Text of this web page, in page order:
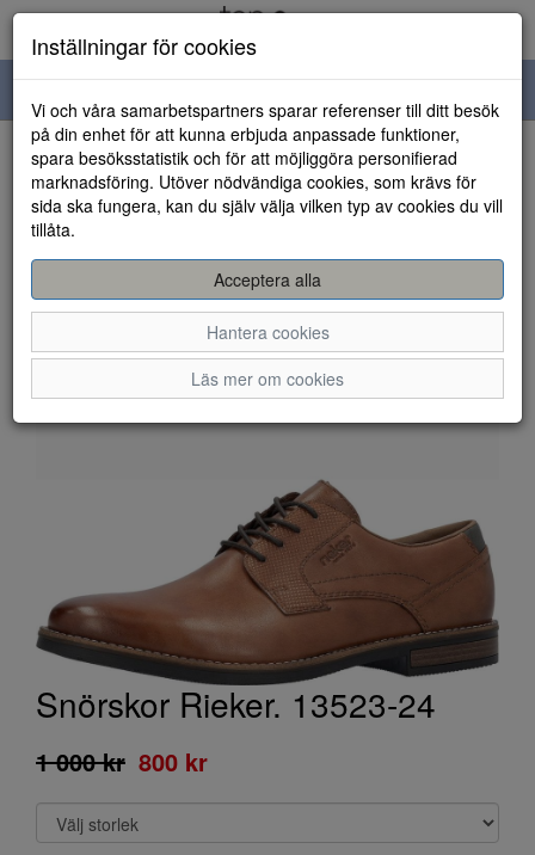
navigation
HEM
Snörskor Rieker. 13523-24
1 000 kr 800 kr
Inställningar för cookies
Vi och våra samarbetspartners sparar referenser till ditt besök
på din enhet för att kunna erbjuda anpassade funktioner,
spara besöksstatistik och för att möjliggöra personifierad
marknadsföring. Utöver nödvändiga cookies, som krävs för
sida ska fungera, kan du själv välja vilken typ av cookies du vill
tillåta.
Acceptera alla
Hantera cookies
Läs mer om cookies